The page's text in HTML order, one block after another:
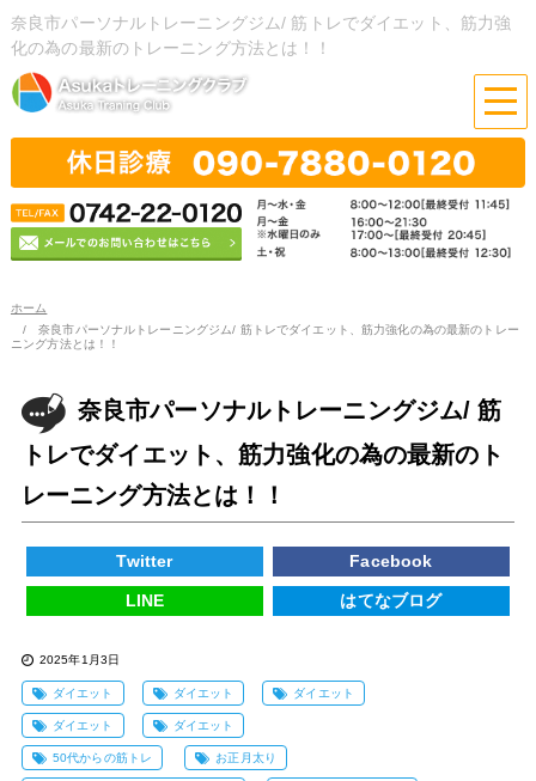
奈良市パーソナルトレーニングジム/ 筋トレでダイエット、筋力強
化の為の最新のトレーニング方法とは！！
ホーム
奈良市パーソナルトレーニングジム/ 筋トレでダイエット、筋力強化の為の最新のトレー
ニング方法とは！！
奈良市パーソナルトレーニングジム/ 筋
トレでダイエット、筋力強化の為の最新のト
レーニング方法とは！！
Twitter Facebook
LINE はてなブログ
2025年1月3日
ダイエット ダイエット ダイエット
ダイエット ダイエット
50代からの筋トレ お正月太り